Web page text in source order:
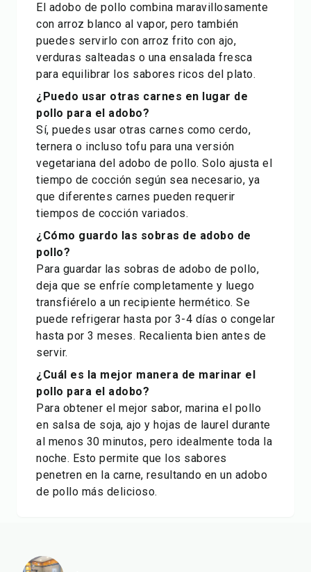
El adobo de pollo combina maravillosamente
con arroz blanco al vapor, pero también
puedes servirlo con arroz frito con ajo,
verduras salteadas o una ensalada fresca
para equilibrar los sabores ricos del plato.
¿Puedo usar otras carnes en lugar de
pollo para el adobo?
Sí, puedes usar otras carnes como cerdo,
ternera o incluso tofu para una versión
vegetariana del adobo de pollo. Solo ajusta el
tiempo de cocción según sea necesario, ya
que diferentes carnes pueden requerir
tiempos de cocción variados.
¿Cómo guardo las sobras de adobo de
pollo?
Para guardar las sobras de adobo de pollo,
deja que se enfríe completamente y luego
transfiérelo a un recipiente hermético. Se
puede refrigerar hasta por 3-4 días o congelar
hasta por 3 meses. Recalienta bien antes de
servir.
¿Cuál es la mejor manera de marinar el
pollo para el adobo?
Para obtener el mejor sabor, marina el pollo
en salsa de soja, ajo y hojas de laurel durante
al menos 30 minutos, pero idealmente toda la
noche. Esto permite que los sabores
penetren en la carne, resultando en un adobo
de pollo más delicioso.